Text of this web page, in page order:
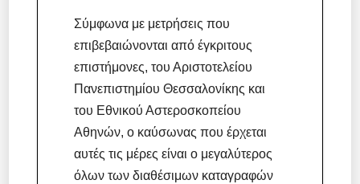
Σύμφωνα με μετρήσεις που
επιβεβαιώνονται από έγκριτους
επιστήμονες, του Αριστοτελείου
Πανεπιστημίου Θεσσαλονίκης και
του Εθνικού Αστεροσκοπείου
Αθηνών, ο καύσωνας που έρχεται
αυτές τις μέρες είναι ο μεγαλύτερος
όλων των διαθέσιμων καταγραφών